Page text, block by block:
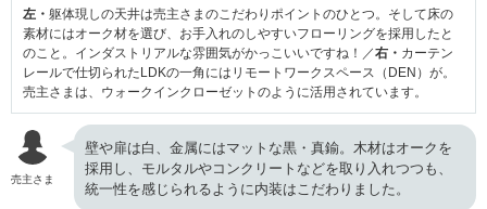
左・ 躯体現しの天井は売主さまのこだわりポイントのひとつ。そして床の
素材にはオーク材を選び、お手入れのしやすいフローリングを採用したと
のこと。インダストリアルな雰囲気がかっこいいですね！／右・ カーテン
レールで仕切られたLDKの一角にはリモートワークスペース（DEN）が。
売主さまは、ウォークインクローゼットのように活用されています。
売主さま
壁や扉は白、金属にはマットな黒・真鍮。木材はオークを
採用し、モルタルやコンクリートなどを取り入れつつも、
統一性を感じられるように内装はこだわりました。